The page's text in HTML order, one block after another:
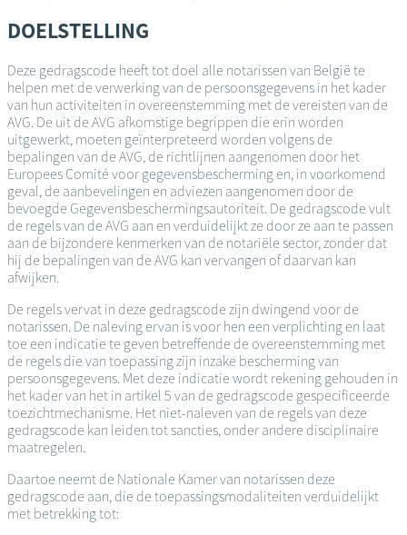
DOELSTELLING
Deze gedragscode heeft tot doel alle notarissen van België te
helpen met de verwerking van de persoonsgegevens in het kader
van hun activiteiten in overeenstemming met de vereisten van de
AVG. De uit de AVG afkomstige begrippen die erin worden
uitgewerkt, moeten geïnterpreteerd worden volgens de
bepalingen van de AVG, de richtlijnen aangenomen door het
Europees Comité voor gegevensbescherming en, in voorkomend
geval, de aanbevelingen en adviezen aangenomen door de
bevoegde Gegevensbeschermingsautoriteit. De gedragscode vult
de regels van de AVG aan en verduidelijkt ze door ze aan te passen
aan de bijzondere kenmerken van de notariële sector, zonder dat
hij de bepalingen van de AVG kan vervangen of daarvan kan
afwijken.
De regels vervat in deze gedragscode zijn dwingend voor de
notarissen. De naleving ervan is voor hen een verplichting en laat
toe een indicatie te geven betreffende de overeenstemming met
de regels die van toepassing zijn inzake bescherming van
persoonsgegevens. Met deze indicatie wordt rekening gehouden in
het kader van het in artikel 5 van de gedragscode gespecificeerde
toezichtmechanisme. Het niet-naleven van de regels van deze
gedragscode kan leiden tot sancties, onder andere disciplinaire
maatregelen.
Daartoe neemt de Nationale Kamer van notarissen deze
gedragscode aan, die de toepassingsmodaliteiten verduidelijkt
met betrekking tot: